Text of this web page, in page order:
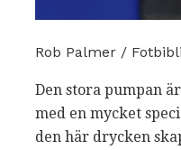
Rob Palmer /
Den stora pumpan
med en mycket
den här drycken